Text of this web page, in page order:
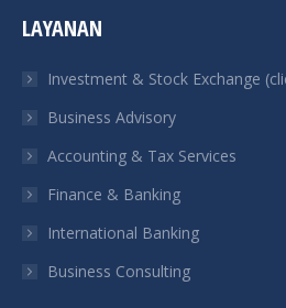
opens
new
window
opens
new
window
new
window
new
window
LAYANAN
Investment & Stock Exchange
Business Advisory
Accounting & Tax Services
Finance & Banking
International Banking
Business Consulting